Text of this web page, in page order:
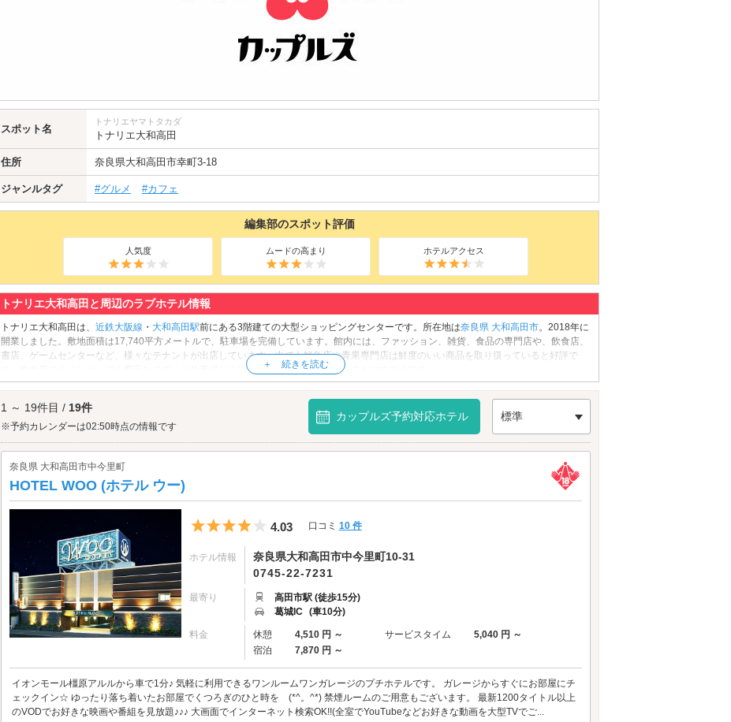
スポット名
トナリエヤマトタカダ
トナリエ大和高田
住所 奈良県大和高田市幸町3-18
ジャンルタグ #グルメ #カフェ
編集部のスポット評価
人気度 ムードの高まり ホテルアクセス
トナリエ大和高田と周辺のラブホテル情報
トナリエ大和高田は、 近鉄大阪線 ・ 大和高田駅前にある3階建ての大型ショッピングセンターです。所在地は奈良県 大和高田市。2018年に
開業しました。敷地面積は17,740平方メートルで、駐車場を完備しています。館内には、ファッション、雑貨、食品の専門店や、飲食店、
書店、ゲームセンターなど、様々なテナントが出店しています。中でも鮮魚店や青果専門店は鮮度のいい商品を取り扱っていると好評で
す。飲食店のラインナップも豊富なので、お仕事帰りに待ち合わせて食事を楽しむのもおすすめです。
トナリエ大和高田へは、橿原・大和高田エリアのラブホテルからもアクセスが便利です。
1 ～ 19件目 / 19件
※予約カレンダーは02:50時点の情報です
カップルズ予約対応ホテル 標準
奈良県 大和高田市中今里町
HOTEL WOO (ホテル ウー)
5つ星のうち4
4.03 口コミ 10 件
ホテル情報
奈良県大和高田市中今里町10-31
0745-22-7231
最寄り
高田市駅 (徒歩15分)
葛城IC (車10分)
料金 休憩 4,510 円 ～ サービスタイム
5,040 円 ～
宿泊
7,870 円 ～
イオンモール橿原アルルから車で1分♪ 気軽に利用できるワンルームワンガレージのプチホテルです。 ガレージからすぐにお部屋にチ
ェックイン☆ ゆったり落ち着いたお部屋でくつろぎのひと時を (*^。^*) 禁煙ルームのご用意もございます。 最新1200タイトル以上
のVODでお好きな映画や番組を見放題♪♪♪ 大画面でインターネット検索OK!!(全室でYouTubeなどお好きな動画を大型TVでご...